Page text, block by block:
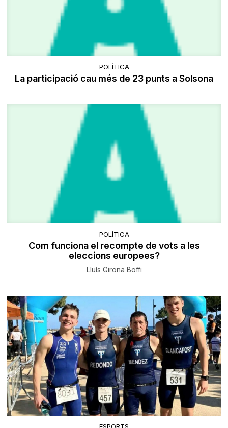
POLÍTICA
La participació cau més de 23 punts a Solsona
POLÍTICA
Com funciona el recompte de vots a les
eleccions europees?
Lluís Girona Boffi